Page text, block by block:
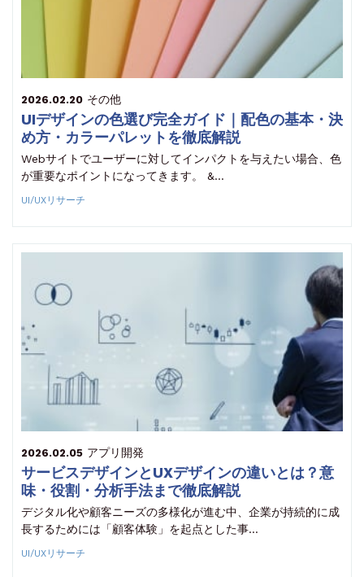
2026.02.20 その他
UIデザインの色選び完全ガイド｜配色の基本・決
め方・カラーパレットを徹底解説
Webサイトでユーザーに対してインパクトを与えたい場合、色
が重要なポイントになってきます。 &…
UI/UXリサーチ
2026.02.05 アプリ開発
サービスデザインとUXデザインの違いとは？意
味・役割・分析手法まで徹底解説
デジタル化や顧客ニーズの多様化が進む中、企業が持続的に成
長するためには「顧客体験」を起点とした事…
UI/UXリサーチ